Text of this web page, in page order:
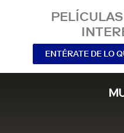
ENTÉRATE DE LO